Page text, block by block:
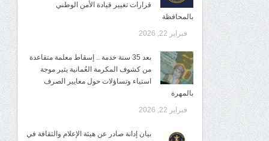
قرارات تغيير قيادة الأمن الوطني
بالمحافظة
فبراير 22, 2026
بعد 35 سنة خدمة .. إسقاط معلمة متقاعدة
من كشوف المكرمة العُمانية يثير موجة
استياء وتساؤلات حول معايير الصرف
بالمهرة
فبراير 22, 2026
بيان إدانة صادر عن هيئة الإعلام والثقافة في